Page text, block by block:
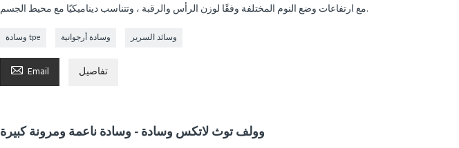
مع ارتفاعات وضع النوم المختلفة وفقًا لوزن الرأس والرقبة ، وتتناسب ديناميكيًا مع محيط الجسم.
وسادة tpe وسادة أرجوانية وسائد السرير
 Email تفاصيل
وولف توث لاتكس وسادة - وسادة ناعمة ومرونة كبيرة